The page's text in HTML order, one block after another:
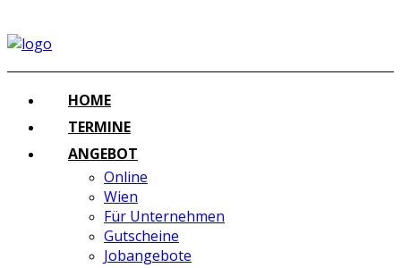
HOME
TERMINE
ANGEBOT
Online
Wien
Für Unternehmen
Gutscheine
Jobangebote